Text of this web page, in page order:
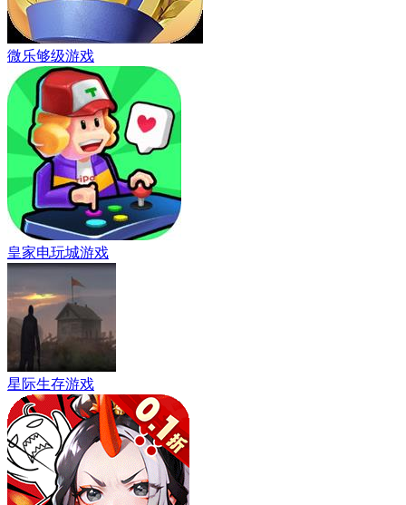
微乐够级游戏
皇家电玩城游戏
星际生存游戏